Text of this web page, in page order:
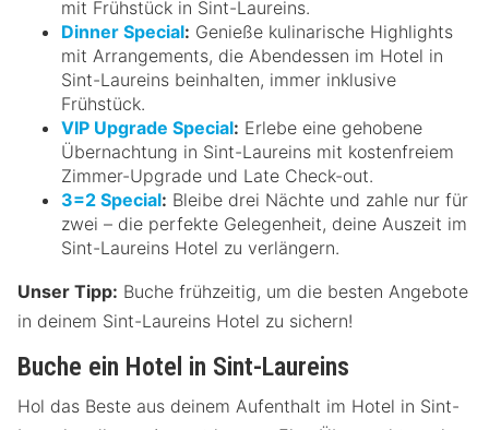
mit Frühstück in Sint-Laureins.
Dinner Special: Genieße kulinarische Highlights
mit Arrangements, die Abendessen im Hotel in
Sint-Laureins beinhalten, immer inklusive
Frühstück.
VIP Upgrade Special: Erlebe eine gehobene
Übernachtung in Sint-Laureins mit kostenfreiem
Zimmer-Upgrade und Late Check-out.
3=2 Special: Bleibe drei Nächte und zahle nur für
zwei – die perfekte Gelegenheit, deine Auszeit im
Sint-Laureins Hotel zu verlängern.
Unser Tipp: Buche frühzeitig, um die besten Angebote
in deinem Sint-Laureins Hotel zu sichern!
Buche ein Hotel in Sint-Laureins
Hol das Beste aus deinem Aufenthalt im Hotel in Sint-